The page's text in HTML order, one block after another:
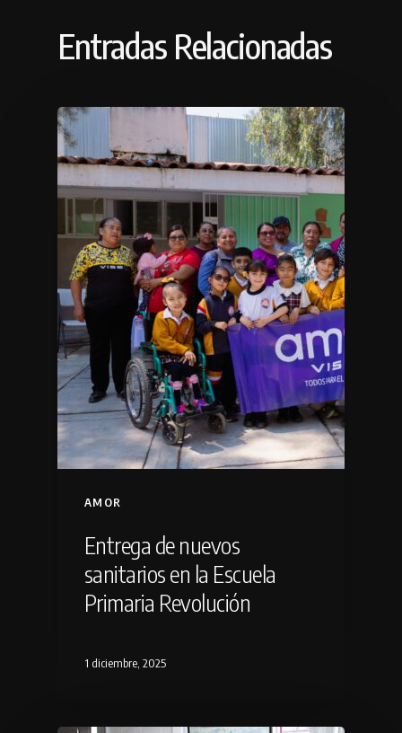
Entradas Relacionadas
AMOR
Entrega de nuevos
sanitarios en la Escuela
Primaria Revolución
1 diciembre, 2025